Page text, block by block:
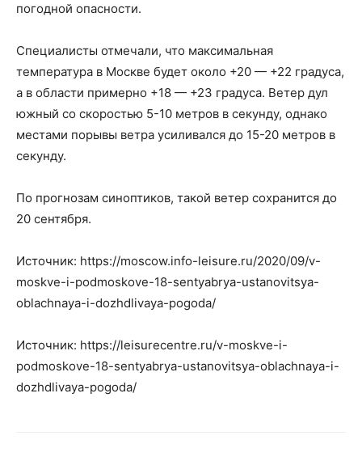
погодной опасности.
Специалисты отмечали, что максимальная
температура в Москве будет около +20 — +22 градуса,
а в области примерно +18 — +23 градуса. Ветер дул
южный со скоростью 5-10 метров в секунду, однако
местами порывы ветра усиливался до 15-20 метров в
секунду.
По прогнозам синоптиков, такой ветер сохранится до
20 сентября.
Источник: https://moscow.info-leisure.ru/2020/09/v-
moskve-i-podmoskove-18-sentyabrya-ustanovitsya-
oblachnaya-i-dozhdlivaya-pogoda/
Источник: https://leisurecentre.ru/v-moskve-i-
podmoskove-18-sentyabrya-ustanovitsya-oblachnaya-i-
dozhdlivaya-pogoda/